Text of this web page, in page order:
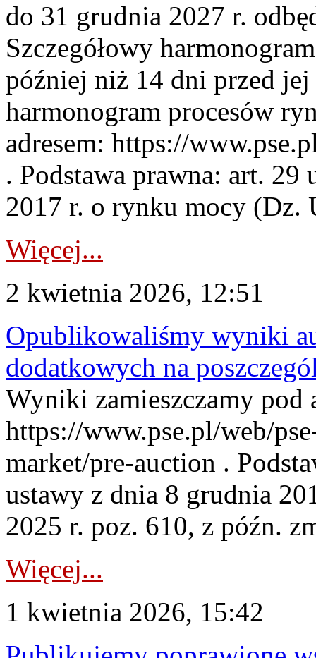
do 31 grudnia 2027 r.
Szczegółowy
później niż 14 dni przed
harmonogram procesów
adresem: https://
. Podstawa prawna: art. 29
2017 r. o rynku mocy (Dz.
Więcej...
2 kwietnia 2026, 12:51
Opublikowaliśmy wyniki
dodatkowych na
Wyniki zamieszczamy pod
https://www.pse.pl/web/
market/pre-auction .
ustawy z dnia 8 grudnia
2025 r. poz. 610, z późn.
Więcej...
1 kwietnia 2026, 15:42